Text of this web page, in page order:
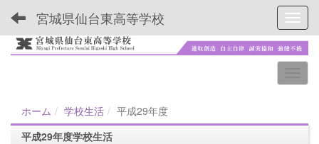
宮城県仙台東高等学校
ホーム 学校生活
平成29年度
平成29年度学校生活